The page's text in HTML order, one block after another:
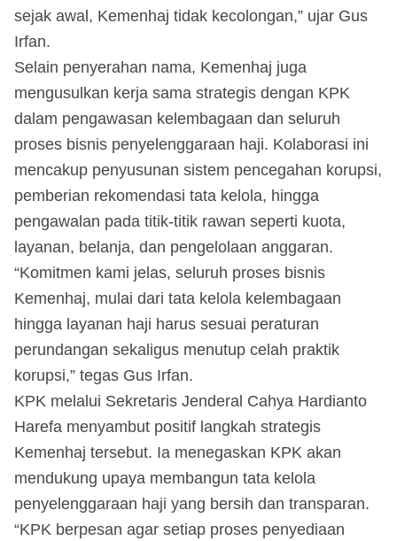
sejak awal, Kemenhaj tidak kecolongan,” ujar Gus
Irfan.
Selain penyerahan nama, Kemenhaj juga
mengusulkan kerja sama strategis dengan KPK
dalam pengawasan kelembagaan dan seluruh
proses bisnis penyelenggaraan haji. Kolaborasi ini
mencakup penyusunan sistem pencegahan korupsi,
pemberian rekomendasi tata kelola, hingga
pengawalan pada titik-titik rawan seperti kuota,
layanan, belanja, dan pengelolaan anggaran.
“Komitmen kami jelas, seluruh proses bisnis
Kemenhaj, mulai dari tata kelola kelembagaan
hingga layanan haji harus sesuai peraturan
perundangan sekaligus menutup celah praktik
korupsi,” tegas Gus Irfan.
KPK melalui Sekretaris Jenderal Cahya Hardianto
Harefa menyambut positif langkah strategis
Kemenhaj tersebut. Ia menegaskan KPK akan
mendukung upaya membangun tata kelola
penyelenggaraan haji yang bersih dan transparan.
“KPK berpesan agar setiap proses penyediaan